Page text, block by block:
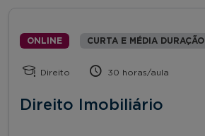
ONLINE CURTA E MÉDIA DURAÇÃO
Direito 30 horas/aula
Direito Imobiliário